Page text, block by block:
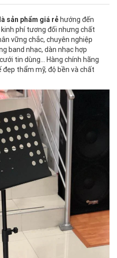
là sản phẩm giá rẻhướng đến
phí tương đối nhưng chất
vững chắc, chuyên nghiệp
band nhạc, dàn nhạc hợp
tin dùng... Hàng chính hãng
thẩm mỹ, độ bền và chất